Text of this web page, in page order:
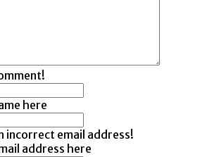
here
incorrect email address!
address here